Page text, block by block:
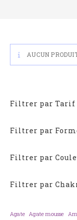
AUCUN
Filtrer par Tarif
Filtrer par
Filtrer par
Filtrer par
Agate Agate mousse